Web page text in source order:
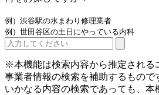
例）渋谷駅の水まわり修理業者
例）世田谷区の土日にやっている内科
※本機能は検索内容から推定される
事業者情報の検索を補助するもので
いかなる内容の検索であっても、本